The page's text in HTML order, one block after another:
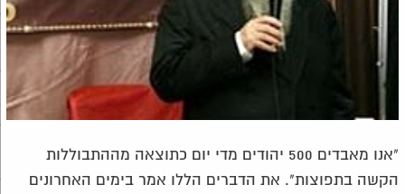
"אנו מאבדים 500 יהודים מדי יום כתוצאה מההתבוללות
הקשה בתפוצות". את הדברים הללו אמר בימים האחרונים